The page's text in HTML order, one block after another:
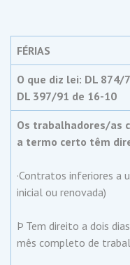
FÉRIAS
O que diz lei: DL 874/
DL 397/91 de 16-10
Os trabalhadores/as
a termo certo têm
·Contratos inferiores a
inicial ou renovada)
Þ Tem direito a dois
mês completo de